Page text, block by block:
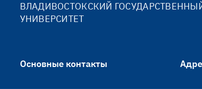
ВЛАДИВОСТОКСКИЙ
УНИВЕРСИТЕТ
Основные контакты